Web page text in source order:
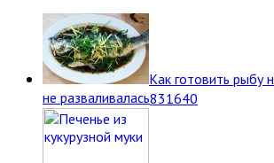
Как готовить рыбу
не разваливалась831640